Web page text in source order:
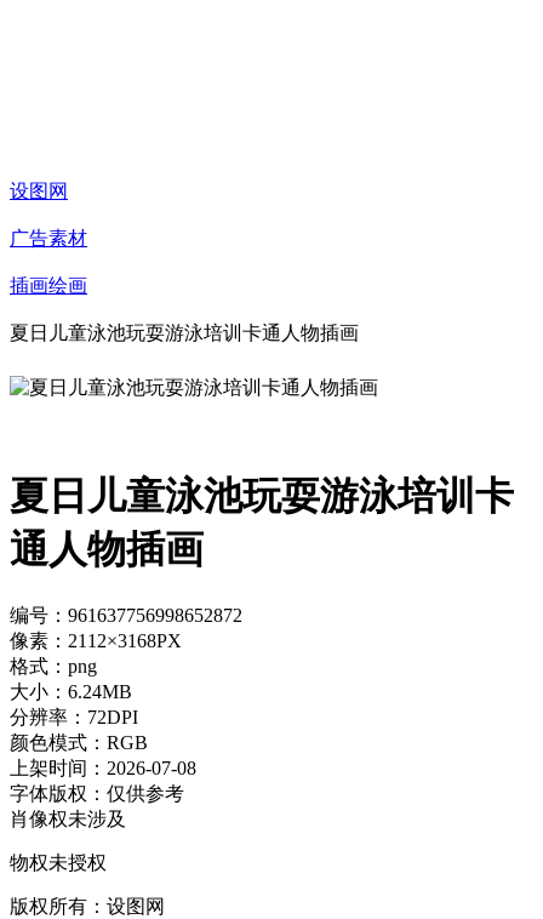
设图网
广告素材
插画绘画
夏日儿童泳池玩耍游泳培训卡通人物插画
夏日儿童泳池玩耍游泳培训卡
通人物插画
编号：961637756998652872
像素：2112×3168PX
格式：png
大小：6.24MB
分辨率：72DPI
颜色模式：RGB
上架时间：2026-07-08
字体版权：仅供参考
肖像权未涉及
物权未授权
版权所有：设图网